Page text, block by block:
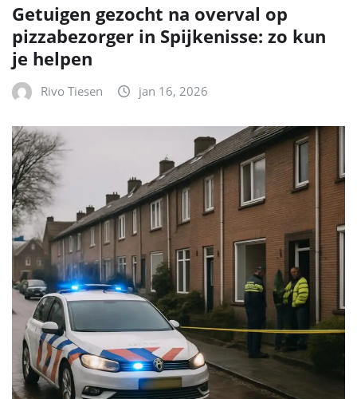
Getuigen gezocht na overval op
pizzabezorger in Spijkenisse: zo kun
je helpen
Rivo Tiesen jan 16, 2026